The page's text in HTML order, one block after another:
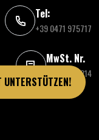
Tel:
+39 0471 975717
MwSt. Nr.
03086030214
UNTERSTÜTZEN!